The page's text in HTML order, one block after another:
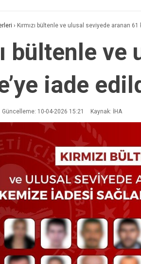
› Kırmızı bültenle ve ulusal seviyede aranan 61
bültenle
iade
Güncelleme: 10-04-2026 15:21 Kaynak: İHA